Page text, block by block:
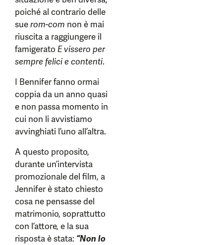
poiché al contrario delle
suerom-com non è mai
riuscita a raggiungere il
famigerato E vissero per
sempre felici e contenti.
I Bennifer fanno ormai
coppia da un anno quasi
e non passa momento in
cui non li avvistiamo
avvinghiati l’uno all’altra.
A questo proposito,
durante un’intervista
promozionale del film, a
Jennifer è stato chiesto
cosa ne pensasse del
matrimonio, soprattutto
con l’attore, e la sua
risposta è stata: “Non lo